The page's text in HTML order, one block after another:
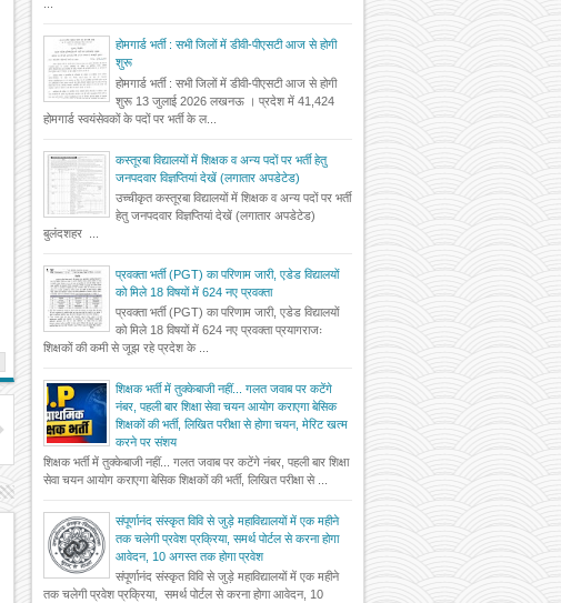
होमगार्ड भर्ती : सभी जिलों में डीवी-पीएसटी आज से होगी
शुरू
होमगार्ड भर्ती : सभी जिलों में डीवी-पीएसटी आज से होगी
शुरू 13 जुलाई 2026 लखनऊ । प्रदेश में 41,424
होमगार्ड स्वयंसेवकों के पदों पर भर्ती के ल...
कस्तूरबा विद्यालयों में शिक्षक व अन्य पदों पर भर्ती हेतु
जनपदवार विज्ञप्तियां देखें (लगातार अपडेटेड)
उच्चीकृत कस्तूरबा विद्यालयों में शिक्षक व अन्य पदों पर भर्ती
हेतु जनपदवार विज्ञप्तियां देखें (लगातार अपडेटेड)
बुलंदशहर ...
प्रवक्ता भर्ती (PGT) का परिणाम जारी, एडेड विद्यालयों
को मिले 18 विषयों में 624 नए प्रवक्ता
प्रवक्ता भर्ती (PGT) का परिणाम जारी, एडेड विद्यालयों
को मिले 18 विषयों में 624 नए प्रवक्ता प्रयागराजः
शिक्षकों की कमी से जूझ रहे प्रदेश के ...
शिक्षक भर्ती में तुक्केबाजी नहीं... गलत जवाब पर कटेंगे
नंबर, पहली बार शिक्षा सेवा चयन आयोग कराएगा बेसिक
शिक्षकों की भर्ती, लिखित परीक्षा से होगा चयन, मेरिट खत्म
करने पर संशय
शिक्षक भर्ती में तुक्केबाजी नहीं... गलत जवाब पर कटेंगे नंबर, पहली बार शिक्षा
सेवा चयन आयोग कराएगा बेसिक शिक्षकों की भर्ती, लिखित परीक्षा से ...
संपूर्णानंद संस्कृत विवि से जुड़े महाविद्यालयों में एक महीने
तक चलेगी प्रवेश प्रक्रिया, समर्थ पोर्टल से करना होगा
आवेदन, 10 अगस्त तक होगा प्रवेश
संपूर्णानंद संस्कृत विवि से जुड़े महाविद्यालयों में एक महीने
तक चलेगी प्रवेश प्रक्रिया, समर्थ पोर्टल से करना होगा आवेदन, 10